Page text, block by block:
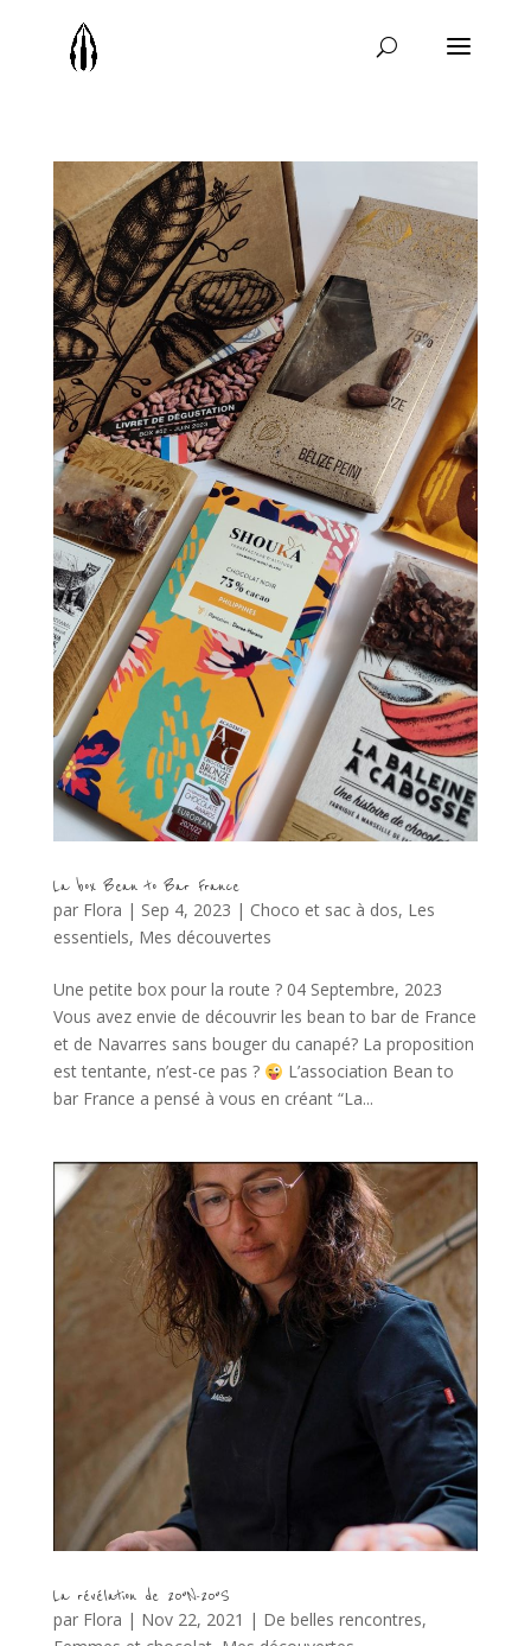
La box Bean to Bar France
par Flora | Sep 4, 2023 | Choco et sac à dos, Les
essentiels, Mes découvertes
Une petite box pour la route ? 04 Septembre, 2023
Vous avez envie de découvrir les bean to bar de France
et de Navarres sans bouger du canapé? La proposition
est tentante, n’est-ce pas ?
L’association Bean to
bar France a pensé à vous en créant “La...
La révélation de 20°N-20°S
par Flora | Nov 22, 2021 | De belles rencontres,